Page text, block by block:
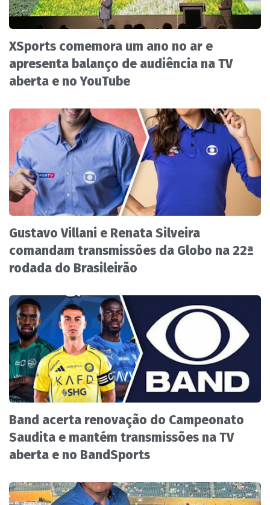
XSports comemora um ano no ar e
apresenta balanço de audiência na TV
aberta e no YouTube
Gustavo Villani e Renata Silveira
comandam transmissões da Globo na 22ª
rodada do Brasileirão
Band acerta renovação do Campeonato
Saudita e mantém transmissões na TV
aberta e no BandSports